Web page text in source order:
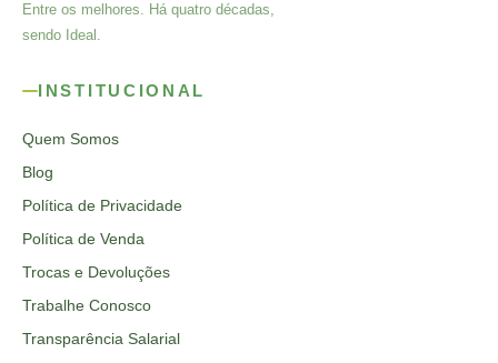
Entre os melhores. Há quatro décadas,
sendo Ideal.
INSTITUCIONAL
Quem Somos
Blog
Política de Privacidade
Política de Venda
Trocas e Devoluções
Trabalhe Conosco
Transparência Salarial